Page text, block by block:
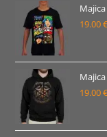
19.00€
19.00€